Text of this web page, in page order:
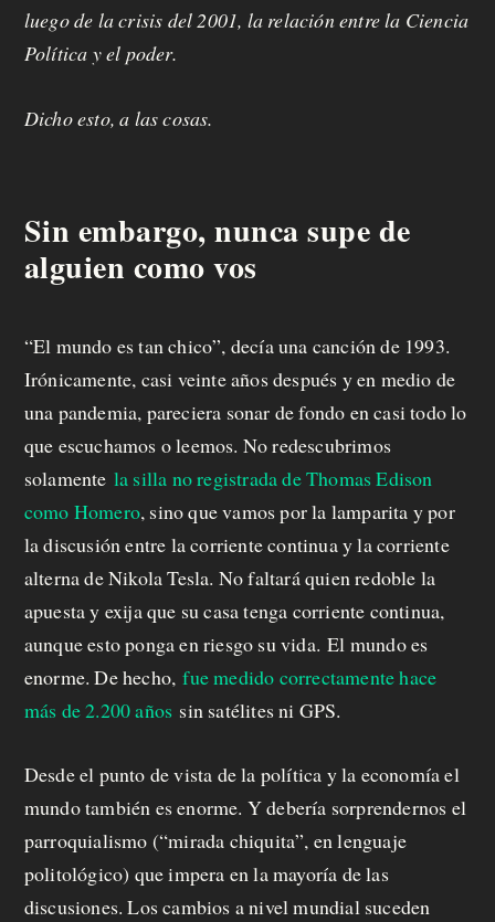
a
C
e
i
t
o
luego de la crisis del 2001, la relación entre la Ciencia
Política y el poder.
Dicho esto, a las cosas.
Sin embargo, nunca supe de
alguien como vos
“El mundo es tan chico”, decía una canción de 1993.
Irónicamente, casi veinte años después y en medio de
una pandemia, pareciera sonar de fondo en casi todo lo
que escuchamos o leemos. No redescubrimos
solamente la silla no registrada de Thomas Edison
como Homero, sino que vamos por la lamparita y por
la discusión entre la corriente continua y la corriente
alterna de Nikola Tesla. No faltará quien redoble la
apuesta y exija que su casa tenga corriente continua,
aunque esto ponga en riesgo su vida. El mundo es
enorme. De hecho,fue medido correctamente hace
más de 2.200 años sin satélites ni GPS.
Desde el punto de vista de la política y la economía el
mundo también es enorme. Y debería sorprendernos el
parroquialismo (“mirada chiquita”, en lenguaje
politológico) que impera en la mayoría de las
discusiones. Los cambios a nivel mundial suceden